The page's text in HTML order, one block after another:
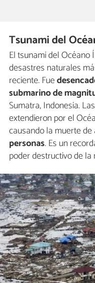
Tsunami del
El tsunami del
desastres naturales
reciente. Fue
submarino de
Sumatra, Indonesia.
extendieron por el
causando la muerte
personas. Es un
poder destructivo de la